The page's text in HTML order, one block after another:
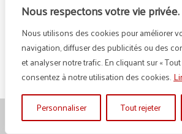
Nous respectons votre vie privée.
Nous utilisons des cookies pour améliorer
navigation, diffuser des publicités ou des
et analyser notre trafic. En cliquant sur «
consentez à notre utilisation des cookies.
Personnaliser
Tout rejeter
LinkedIn
Instagram
© {2025} DEFI